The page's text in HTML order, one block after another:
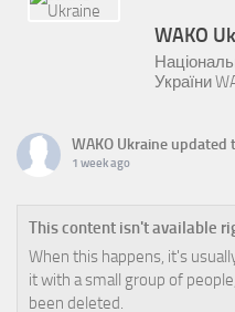
WAKO
України
WAKO Ukraine updated
1 week ago
This content isn't available
When this happens, it's
it with a small group of
been deleted.